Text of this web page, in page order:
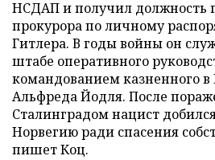
НСДАП и получил должность
прокурора по личному
Гитлера. В годы войны он
штабе оперативного
командованием казненного
Альфреда Йодля. После
Сталинградом нацист
Норвегию ради спасения
пишет Коц.